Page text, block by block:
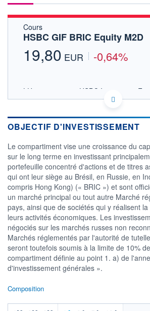
Cours
HSBC GIF BRIC Equity M2D
19,80 EUR -0,64%
LU0214875626 - HSBC Investment
(Luxembourg) S.A.
Consulter le prospectus / DIC
03/12 10/04
CATÉGORIE MORNINGSTAR
Actions Secteur Autres
FONDS PARTENAIRES
TARIFS PRIVILÉGIÉS 0%
CTO BUSINESS
Non éligible Boursobank
OBJECTIF D'INVESTISSEMENT
Le compartiment vise une croissance du
sur le long terme en investissant
portefeuille concentré d'actions et de titres
qui ont leur siège au Brésil, en Russie, en
compris Hong Kong) (« BRIC ») et sont
un marché principal ou tout autre Marché
pays, ainsi que de sociétés qui y réalisent
leurs activités économiques. Les
négociés sur les marchés russes non
Marchés réglementés par l'autorité de
seront toutefois soumis à la limite de 10%
compartiment définie au point 1. a) de
d'investissement générales ».
Composition